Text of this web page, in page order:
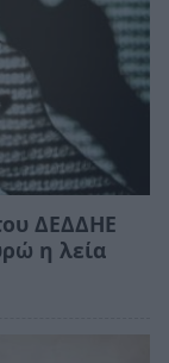
ΔΕΔΔΗΕ
η λεία